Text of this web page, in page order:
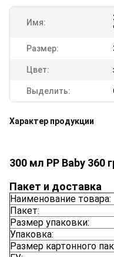
Имя:
Размер:
Цвет:
Выделить:
Характер продукции
300 мл PP Baby 360
Пакет и доставка
Наименование товара:
Пакет:
Размер упаковки:
Упаковка:
Размер картонного